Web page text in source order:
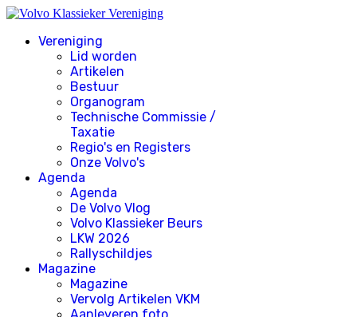
Vereniging
Lid worden
Artikelen
Bestuur
Organogram
Technische Commissie /
Taxatie
Regio's en Registers
Onze Volvo's
Agenda
Agenda
De Volvo Vlog
Volvo Klassieker Beurs
LKW 2026
Rallyschildjes
Magazine
Magazine
Vervolg Artikelen VKM